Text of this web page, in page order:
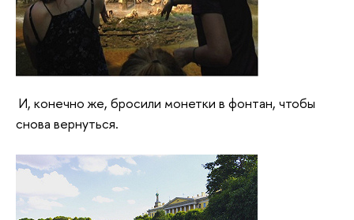
И, конечно же, бросили монетки в фонтан, чтобы
снова вернуться.